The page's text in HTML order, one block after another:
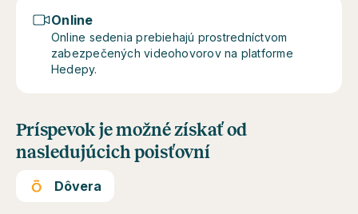
Online
Online sedenia prebiehajú prostredníctvom
zabezpečených videohovorov na platforme
Hedepy.
Príspevok je možné získať od
nasledujúcich poisťovní
Dôvera